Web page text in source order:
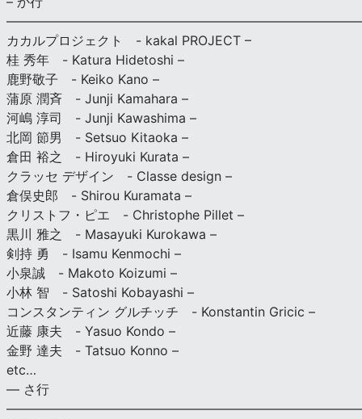
カカルプロジェクト - kakal PROJECT –
桂 秀年 - Katura Hidetoshi –
鹿野敬子 - Keiko Kano –
蒲原 潤斉 - Junji Kamahara –
河嶋 淳司 - Junji Kawashima –
北岡 節男 - Setsuo Kitaoka –
倉田 裕之 - Hiroyuki Kurata –
クラッセ デザイン - Classe design –
倉俣史郎 - Shirou Kuramata –
クリストフ・ピエ - Christophe Pillet –
黒川 雅之 - Masayuki Kurokawa –
剣持 勇 - Isamu Kenmochi –
小泉誠 - Makoto Koizumi –
小林 智 - Satoshi Kobayashi –
コンスタンティン グルチッチ - Konstantin Gricic –
近藤 康夫 - Yasuo Kondo –
金野 達夫 - Tatsuo Konno –
etc…
— さ行